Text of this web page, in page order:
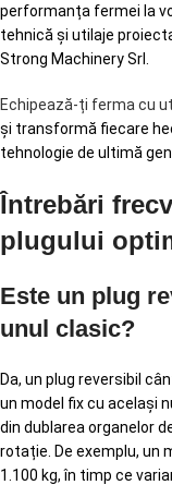
performanța fermei la
tehnică și utilaje
Strong Machinery Srl.
Echipează-ți ferma cu
și transformă fiecare
tehnologie de ultimă
Întrebări
plugului
Este un plug
unul clasic?
Da, un plug reversibil
un model fix cu același
din dublarea organelor
rotație. De exemplu, un
1.100 kg, în timp ce